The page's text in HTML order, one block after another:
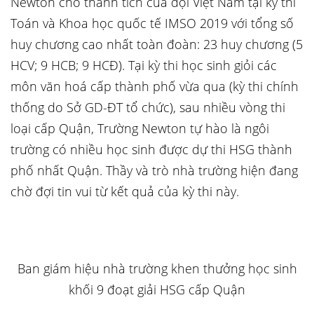
Toán và Khoa học quốc tế IMSO 2019 với tổng số
huy chương cao nhất toàn đoàn: 23 huy chương (5
HCV; 9 HCB; 9 HCĐ). Tại kỳ thi học sinh giỏi các
môn văn hoá cấp thành phố vừa qua (kỳ thi chính
thống do Sở GD-ĐT tổ chức), sau nhiều vòng thi
loại cấp Quận, Trường Newton tự hào là ngôi
trường có nhiều học sinh được dự thi HSG thành
phố nhất Quận. Thầy và trò nhà trường hiện đang
chờ đợi tin vui từ kết quả của kỳ thi này.
Ban giám hiệu nhà trường khen thưởng học sinh
khối 9 đoạt giải HSG cấp Quận